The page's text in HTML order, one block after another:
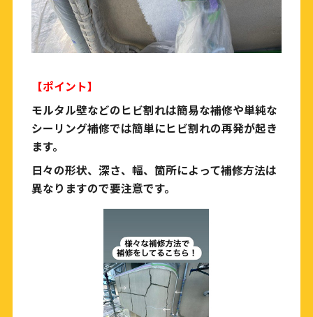
【ポイント】
モルタル壁などのヒビ割れは簡易な補修や単純な
シーリング補修では簡単にヒビ割れの再発が起き
ます。
日々の形状、深さ、幅、箇所によって補修方法は
異なりますので要注意です。